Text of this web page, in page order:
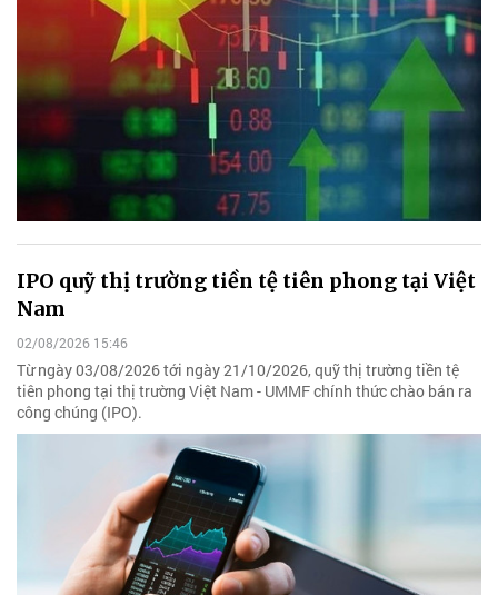
IPO quỹ thị trường tiền tệ tiên phong tại Việt
Nam
02/08/2026 15:46
Từ ngày 03/08/2026 tới ngày 21/10/2026, quỹ thị trường tiền tệ
tiên phong tại thị trường Việt Nam - UMMF chính thức chào bán ra
công chúng (IPO).